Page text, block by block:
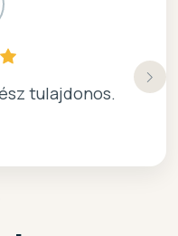
tulajdonos.
ajánlom!
jo kis bolt :)
kiszolgálast.